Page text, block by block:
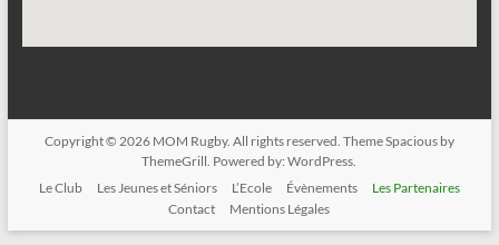
Copyright © 2026 MOM Rugby. All rights reserved. ThemeSpaciousby
ThemeGrill. Powered by:WordPress.
Le Club
Les Jeunes et Séniors L’Ecole Évènements
Les Partenaires
Contact
Mentions Légales